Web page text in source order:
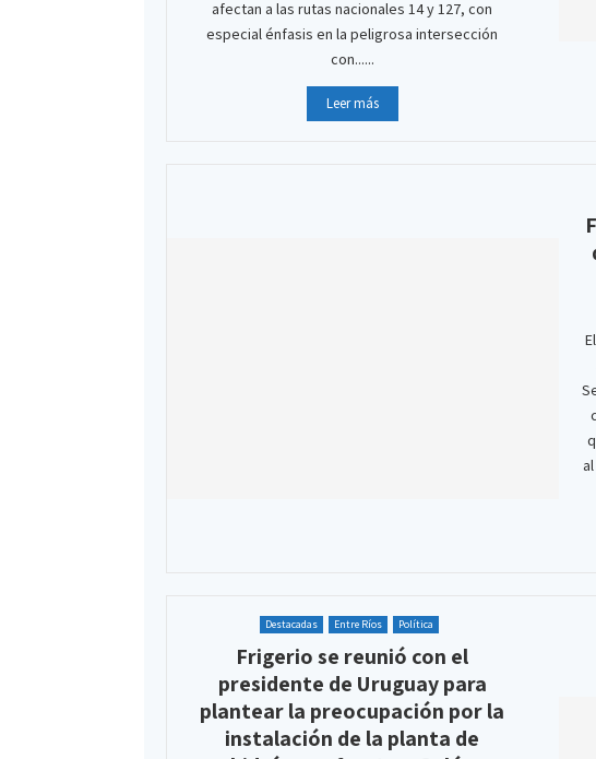
afectan a las rutas nacionales 14 y 127, con
especial énfasis en la peligrosa intersección
con......
Leer más
Destacadas Entre Ríos Política
Frigerio se reunió con el
presidente de Uruguay para
plantear la preocupación por la
instalación de la planta de